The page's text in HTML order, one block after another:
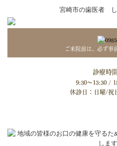
宮崎市の歯医者
ご来院前は、必ず事
診療時
9:30～13:30 /
休診日：日曜/祝